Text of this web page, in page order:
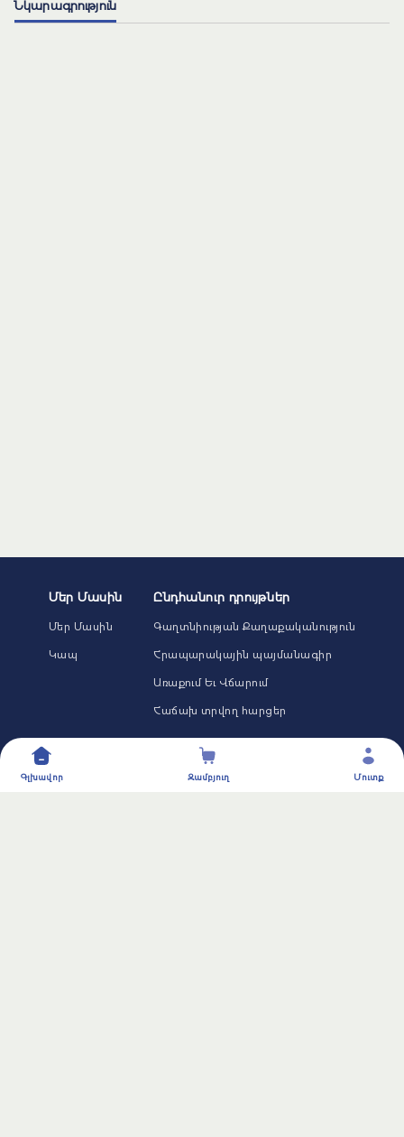
Գլխավոր Զամբյուղ Մուտք
Նկարագրություն
Մեր Մասին
Մեր Մասին
Կապ
Ընդհանուր դրույթներ
Գաղտնիության Քաղաքականություն
Հրապարակային պայմանագիր
Առաքում Եւ Վճարում
Հաճախ տրվող հարցեր
Կոնտակտներ